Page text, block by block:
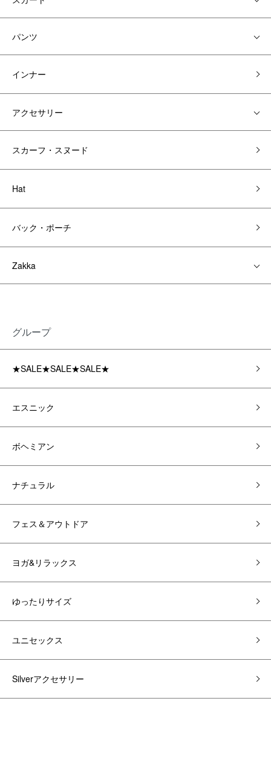
パンツ
インナー
アクセサリー
スカーフ・スヌード
Hat
バック・ポーチ
Zakka
グループ
★SALE★SALE★SALE★
エスニック
ボヘミアン
ナチュラル
フェス＆アウトドア
ヨガ&リラックス
ゆったりサイズ
ユニセックス
Silverアクセサリー